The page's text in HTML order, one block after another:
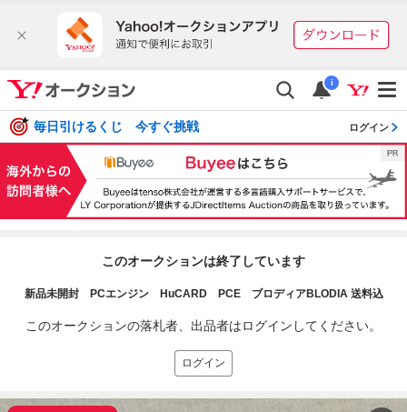
i
毎日引けるくじ 今すぐ挑戦 ログイン
このオークションは終了しています
新品未開封 PCエンジン HuCARD PCE ブロディアBLODIA 送料込
このオークションの落札者、出品者はログインしてください。
ログイン